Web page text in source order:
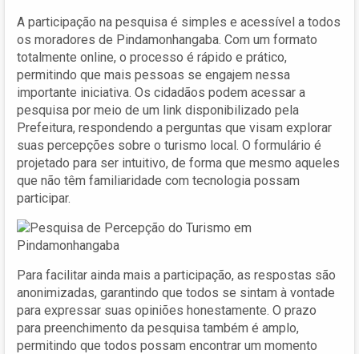
A participação na pesquisa é simples e acessível a todos
os moradores de Pindamonhangaba. Com um formato
totalmente online, o processo é rápido e prático,
permitindo que mais pessoas se engajem nessa
importante iniciativa. Os cidadãos podem acessar a
pesquisa por meio de um link disponibilizado pela
Prefeitura, respondendo a perguntas que visam explorar
suas percepções sobre o turismo local. O formulário é
projetado para ser intuitivo, de forma que mesmo aqueles
que não têm familiaridade com tecnologia possam
participar.
Para facilitar ainda mais a participação, as respostas são
anonimizadas, garantindo que todos se sintam à vontade
para expressar suas opiniões honestamente. O prazo
para preenchimento da pesquisa também é amplo,
permitindo que todos possam encontrar um momento